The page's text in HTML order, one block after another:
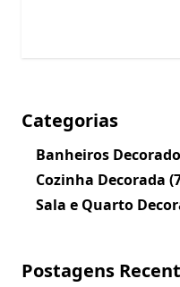
Categorias
Banheiros
Cozinha Decorada
Sala e Quarto
Postagens